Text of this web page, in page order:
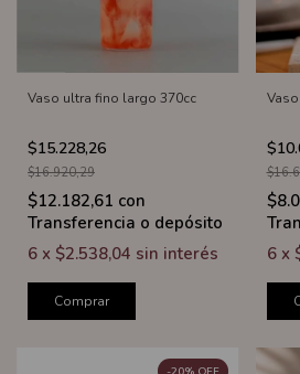
Vaso ultra fino largo 370cc
$15.228,26
$16.920,29
$12.182,61 con
Transferencia o depósito
6 x $2.538,04 sin interés
Comprar
6 x